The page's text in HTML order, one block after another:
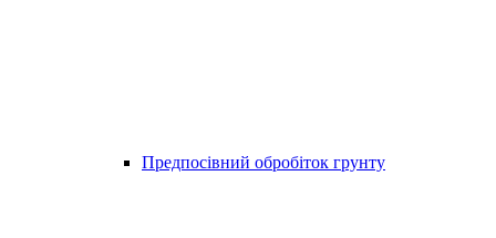
Предпосівний обробіток грунту